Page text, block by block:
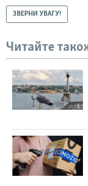
ЗВЕРНИ УВАГУ!
Читайте